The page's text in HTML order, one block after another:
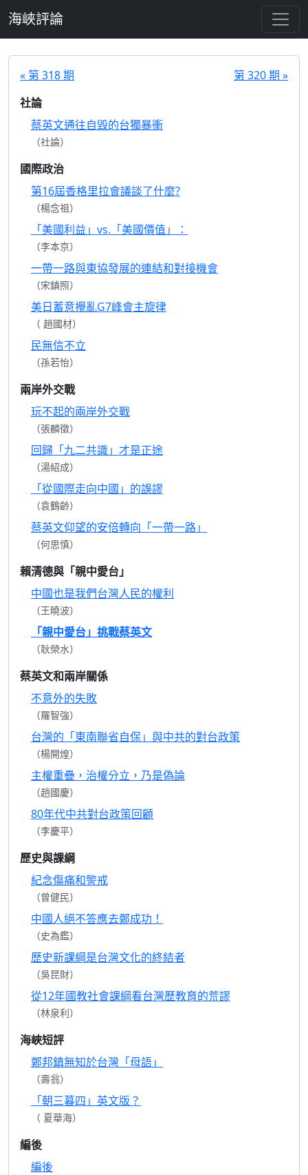
海峽評論
« 第 318 期
第 320 期 »
社論
蔡英文通往自毀的台獨暴衝
（社論）
國際政治
第16屆香格里拉會議談了什麼?
（楊念祖）
「美國利益」vs.「美國價值」：
（李本京）
一帶一路與東協發展的連結和對接機會
（宋鎮照）
美日蓄意攪亂G7峰會主旋律
（ 趙國材）
民無信不立
（孫若怡）
兩岸外交戰
玩不起的兩岸外交戰
（張麟徵）
回歸「九二共識」才是正途
（湯紹成）
「從國際走向中國」的誤謬
（袁鶴齡）
蔡英文仰望的安倍轉向「一帶一路」
（何思慎）
賴清德與「親中愛台」
中國也是我們台灣人民的權利
（王曉波）
「親中愛台」挑戰蔡英文
（耿榮水）
蔡英文和兩岸關係
不意外的失敗
（羅智強）
台灣的「東南聯省自保」與中共的對台政策
（楊開煌）
主權重疊，治權分立，乃是偽論
（趙國慶）
80年代中共對台政策回顧
（李慶平）
歷史與課綱
紀念傷痛和警戒
（曾健民）
中國人絕不答應去鄭成功！
（史為鑑）
歷史新課綱是台灣文化的終結者
（吳昆財）
從12年國教社會課綱看台灣歷教育的荒謬
（林泉利）
海峽短評
鄭邦鎮無知於台灣「母語」
（壽翁）
「朝三暮四」英文版？
（ 夏華海）
編後
編後